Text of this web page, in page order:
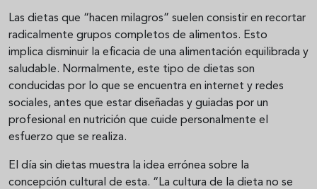
Las dietas que “hacen milagros” suelen consistir en recortar
radicalmente grupos completos de alimentos. Esto
implica disminuir la eficacia de una alimentación equilibrada y
saludable. Normalmente, este tipo de dietas son
conducidas por lo que se encuentra en internet y redes
sociales, antes que estar diseñadas y guiadas por un
profesional en nutrición que cuide personalmente el
esfuerzo que se realiza.
El día sin dietas muestra la idea errónea sobre la
concepción cultural de esta. “La cultura de la dieta no se